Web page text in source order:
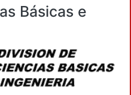
Básicas e